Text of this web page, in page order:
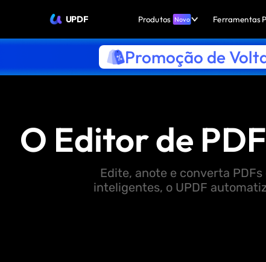
UPDF Produtos Novo Ferramentas
Promoção de
O Editor de
Edite, anote e converta
inteligentes, o UPDF